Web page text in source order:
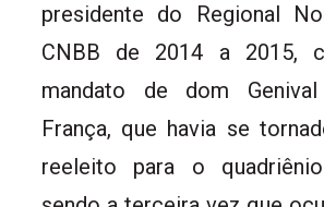
presidente do Regional
CNBB de 2014 a 2015,
mandato de dom
França, que havia se
reeleito para o